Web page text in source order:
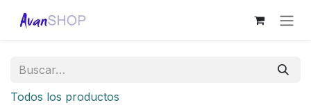
Todos los productos